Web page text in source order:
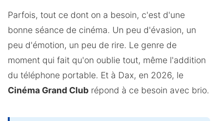
Parfois, tout ce dont on a besoin, c'est d'une
bonne séance de cinéma. Un peu d'évasion, un
peu d'émotion, un peu de rire. Le genre de
moment qui fait qu'on oublie tout, même l'addition
du téléphone portable. Et à Dax, en 2026, le
Cinéma Grand Club répond à ce besoin avec brio.